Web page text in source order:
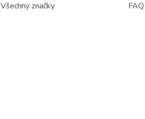
Všechny značky